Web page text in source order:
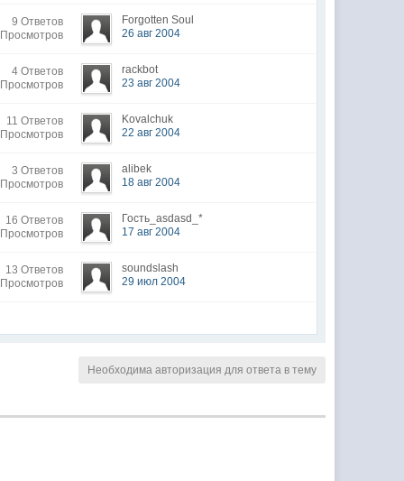
9 Ответов
Forgotten Soul
26 авг 2004
4 Ответов
rackbot
23 авг 2004
11 Ответов
Kovalchuk
22 авг 2004
3 Ответов
alibek
18 авг 2004
16 Ответов
Гость_asdasd_*
17 авг 2004
13 Ответов
soundslash
29 июл 2004
Необходима авторизация для ответа в тему